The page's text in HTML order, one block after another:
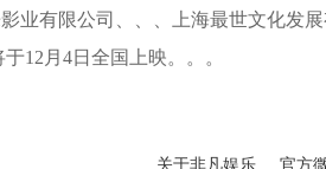
限公司、、、上海最世文化发展
4日全国上映。。。
关于非凡娱乐 官方